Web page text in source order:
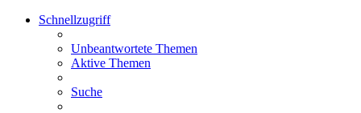
Schnellzugriff
Unbeantwortete Themen
Aktive Themen
Suche